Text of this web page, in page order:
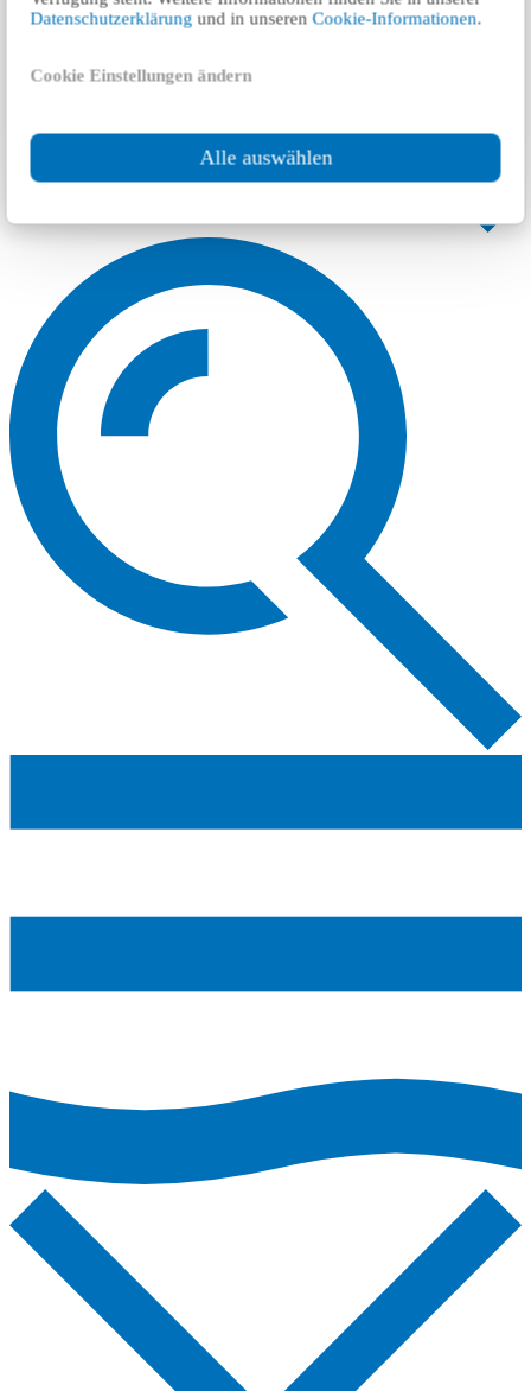
Datenschutzerklärung und in unserenCookie-Informationen.
Cookie Einstellungen ändern
Alle auswählen